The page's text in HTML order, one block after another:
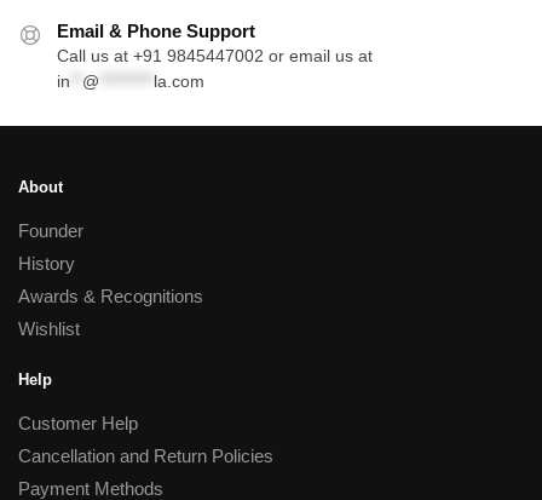
Email & Phone Support
Call us at +91 9845447002 or email us at
in
@ la.com
About
Founder
History
Awards & Recognitions
Wishlist
Help
Customer Help
Cancellation and Return Policies
Payment Methods